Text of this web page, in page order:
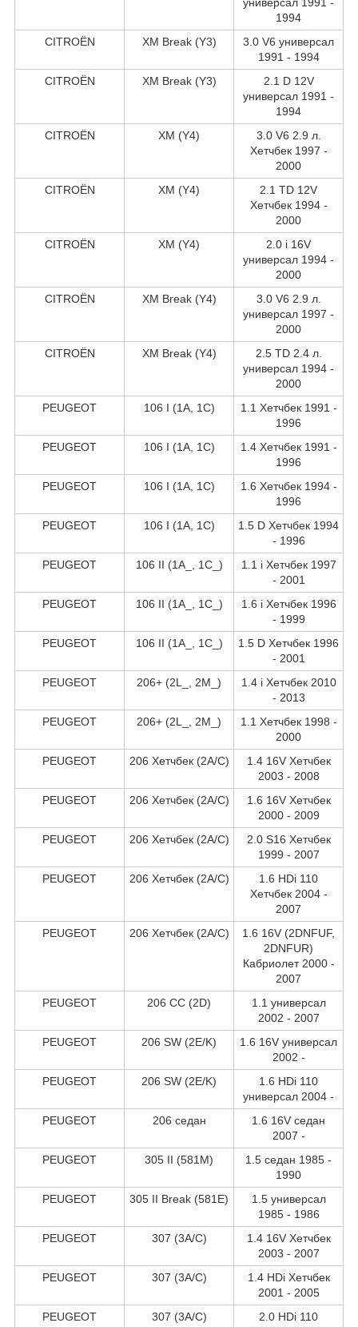
1994
CITROËN
XM Break (Y3)
3.0 V6 универсал
1991 - 1994
CITROËN
XM Break (Y3)
2.1 D 12V
универсал 1991 -
1994
CITROËN
XM (Y4)
3.0 V6 2.9 л.
Хетчбек 1997 -
2000
CITROËN
XM (Y4)
2.1 TD 12V
Хетчбек 1994 -
2000
CITROËN
XM (Y4)
2.0 i 16V
универсал 1994 -
2000
CITROËN
XM Break (Y4)
3.0 V6 2.9 л.
универсал 1997 -
2000
CITROËN
XM Break (Y4)
2.5 TD 2.4 л.
универсал 1994 -
2000
PEUGEOT
106 I (1A, 1C)
1.1 Хетчбек 1991 -
1996
PEUGEOT
106 I (1A, 1C)
1.4 Хетчбек 1991 -
1996
PEUGEOT
106 I (1A, 1C)
1.6 Хетчбек 1994 -
1996
PEUGEOT
106 I (1A, 1C)
1.5 D Хетчбек 1994
- 1996
PEUGEOT
106 II (1A_, 1C_)
1.1 i Хетчбек 1997
- 2001
PEUGEOT
106 II (1A_, 1C_)
1.6 i Хетчбек 1996
- 1999
PEUGEOT
106 II (1A_, 1C_)
1.5 D Хетчбек 1996
- 2001
PEUGEOT
206+ (2L_, 2M_)
1.4 i Хетчбек 2010
- 2013
PEUGEOT
206+ (2L_, 2M_)
1.1 Хетчбек 1998 -
2000
PEUGEOT
206 Хетчбек (2A/C)
1.4 16V Хетчбек
2003 - 2008
PEUGEOT
206 Хетчбек (2A/C)
1.6 16V Хетчбек
2000 - 2009
PEUGEOT
206 Хетчбек (2A/C)
2.0 S16 Хетчбек
1999 - 2007
PEUGEOT
206 Хетчбек (2A/C)
1.6 HDi 110
Хетчбек 2004 -
2007
PEUGEOT
206 Хетчбек (2A/C)
1.6 16V (2DNFUF,
2DNFUR)
Кабриолет 2000 -
2007
PEUGEOT
206 CC (2D)
1.1 универсал
2002 - 2007
PEUGEOT
206 SW (2E/K)
1.6 16V универсал
2002 -
PEUGEOT
206 SW (2E/K)
1.6 HDi 110
универсал 2004 -
PEUGEOT
206 седан
1.6 16V седан
2007 -
PEUGEOT
305 II (581M)
1.5 седан 1985 -
1990
PEUGEOT
305 II Break (581E)
1.5 универсал
1985 - 1986
PEUGEOT
307 (3A/C)
1.4 16V Хетчбек
2003 - 2007
PEUGEOT
307 (3A/C)
1.4 HDi Хетчбек
2001 - 2005
PEUGEOT
307 (3A/C)
2.0 HDi 110